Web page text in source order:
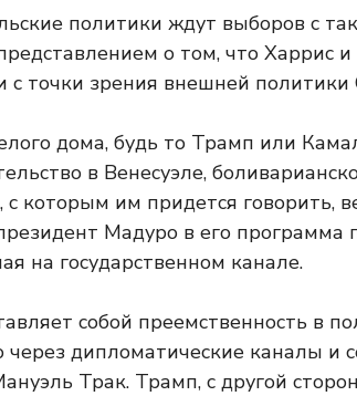
политики ждут выборов с
о том, что Харрис
с точки зрения внешней
дома, будь то Трамп или
в Венесуэле,
которым им придется говорить,
Мадуро в его программа
на государственном канале.
собой преемственность в
дипломатические каналы и
Трак. Трамп, с другой